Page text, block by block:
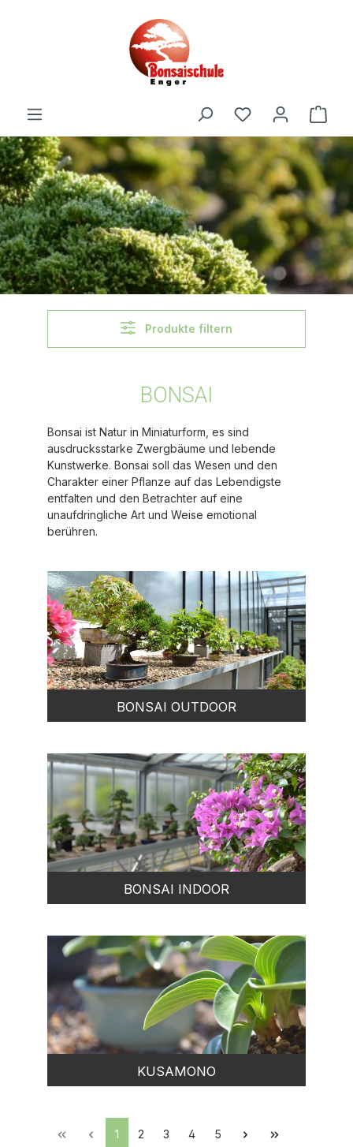
Produkte filtern
BONSAI
Bonsai ist Natur in Miniaturform, es sind
ausdrucksstarke Zwergbäume und lebende
Kunstwerke. Bonsai soll das Wesen und den
Charakter einer Pflanze auf das Lebendigste
entfalten und den Betrachter auf eine
unaufdringliche Art und Weise emotional
berühren.
BONSAI OUTDOOR
BONSAI INDOOR
KUSAMONO
1 2 3 4 5